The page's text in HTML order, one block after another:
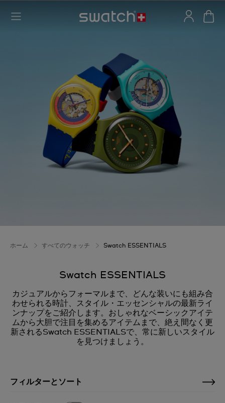
ホーム すべてのウォッチ Swatch ESSENTIALS
Swatch ESSENTIALS
カジュアルからフォーマルまで、どんな装いにも組み合
わせられる時計、スタイル・エッセンシャルの最新ライ
ンナップをご紹介します。おしゃれなベーシックアイテ
ムから大胆で注目を集めるアイテムまで、絶え間なく更
新されるSwatch ESSENTIALSで、常に新しいスタイル
を見つけましょう。
フィルターとソート